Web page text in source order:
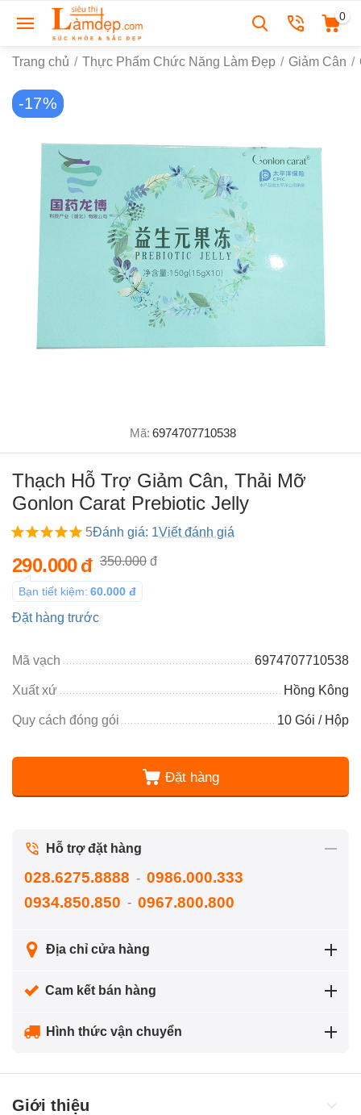
0
Trang chủ / Thực Phẩm Chức Năng Làm Đẹp / Giảm Cân /
-17%
Mã: 6974707710538
Thạch Hỗ Trợ Giảm Cân, Thải Mỡ
Gonlon Carat Prebiotic Jelly
5Đánh giá: 1Viết đánh giá
290.000đ 350.000 đ
Bạn tiết kiệm: 60.000 đ
Đặt hàng trước
Mã vạch 6974707710538
Xuất xứ Hồng Kông
Quy cách đóng gói 10 Gói / Hộp
Đặt hàng
Hỗ trợ đặt hàng
028.6275.8888 - 0986.000.333
0934.850.850 - 0967.800.800
Địa chỉ cửa hàng
Cam kết bán hàng
Hình thức vận chuyển
Giới thiệu